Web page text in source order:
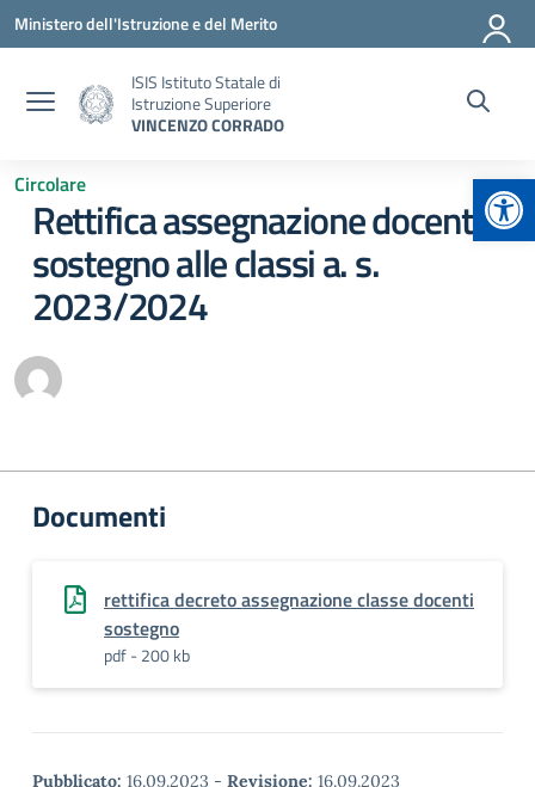
Vai ai contenuti
Vai al menu di navigazione
Vai al footer
Ministero dell'Istruzione e del Merito
ISIS Istituto Statale di
Istruzione Superiore
VINCENZO CORRADO
Circolare
Rettifica assegnazione docenti
sostegno alle classi a. s.
2023/2024
Documenti
rettifica decreto assegnazione classe docenti
sostegno
pdf - 200 kb
Pubblicato: 16.09.2023 - Revisione: 16.09.2023